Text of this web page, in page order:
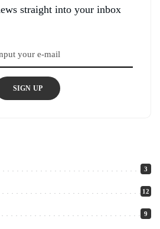
straight into your inbox
SIGN UP
3
12
9